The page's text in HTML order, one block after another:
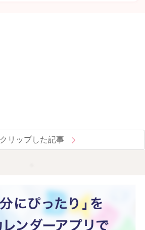
クリップした記事